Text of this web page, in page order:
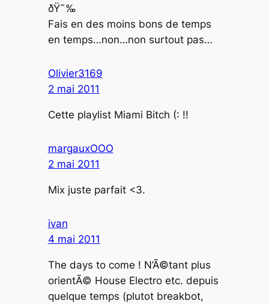
ðŸ˜‰
Fais en des moins bons de temps
en temps…non…non surtout pas…
Olivier3169
2 mai 2011
Cette playlist Miami Bitch (: !!
margauxOOO
2 mai 2011
Mix juste parfait <3.
ivan
4 mai 2011
The days to come ! N’Ã©tant plus
orientÃ© House Electro etc. depuis
quelque temps (plutot breakbot,